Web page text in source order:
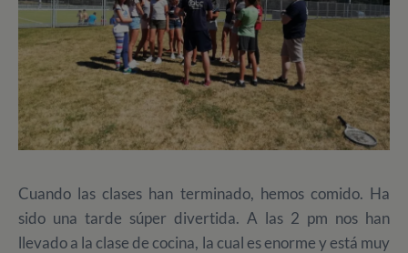
Cuando las clases han terminado, hemos comido. Ha
sido una tarde súper divertida. A las 2 pm nos han
llevado a la clase de cocina, la cual es enorme y está muy